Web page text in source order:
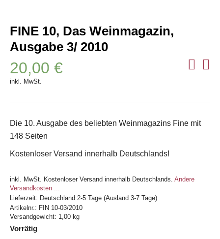
FINE 10, Das Weinmagazin,
Ausgabe 3/ 2010
20,00 €
inkl. MwSt.
Die 10. Ausgabe des beliebten Weinmagazins Fine mit
148 Seiten
Kostenloser Versand innerhalb Deutschlands!
inkl. MwSt. Kostenloser Versand innerhalb Deutschlands. Andere
Versandkosten ...
Lieferzeit: Deutschland 2-5 Tage (Ausland 3-7 Tage)
Artikelnr.: FIN 10-03/2010
Versandgewicht: 1,00 kg
Vorrätig